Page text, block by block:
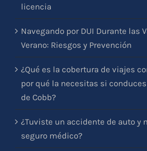
licencia
Navegando por DUI Durante las
Verano: Riesgos y Prevención
¿Qué es la cobertura de viajes
por qué la necesitas si
de Cobb?
¿Tuviste un accidente de auto y
seguro médico?